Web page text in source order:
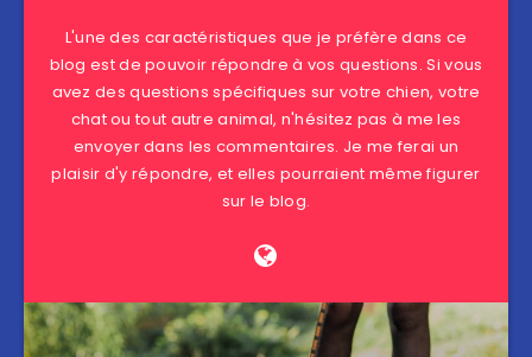
L'une des caractéristiques que je préfère dans ce
blog est de pouvoir répondre à vos questions. Si vous
avez des questions spécifiques sur votre chien, votre
chat ou tout autre animal, n'hésitez pas à me les
envoyer dans les commentaires. Je me ferai un
plaisir d'y répondre, et elles pourraient même figurer
sur le blog.